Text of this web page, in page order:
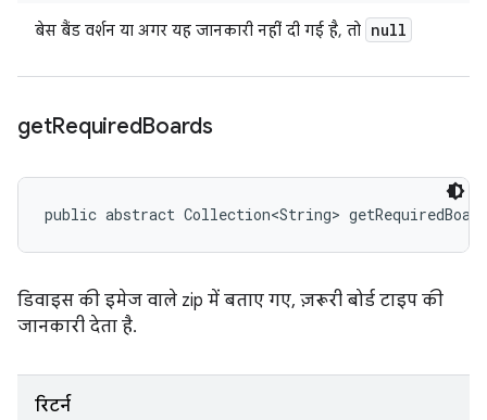
बेस बैंड वर्शन या अगर यह जानकारी नहीं दी गई है, तो null
getRequiredBoards
public abstract Collection<String>
डिवाइस की इमेज वाले zip में बताए गए, ज़रूरी बोर्ड टाइप की
जानकारी देता है.
रिटर्न